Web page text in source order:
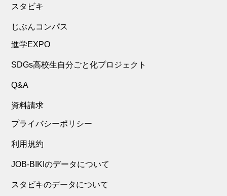
スタビキ
じぶんコンパス
進学EXPO
SDGs高校生自分ごと化プロジェクト
Q&A
資料請求
プライバシーポリシー
利用規約
JOB-BIKIのデータについて
スタビキのデータについて